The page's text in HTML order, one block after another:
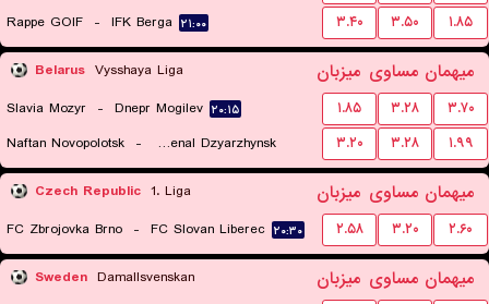
Rappe GOIF - IFK Berga ۲۱:۰۰ ۳.۴۰ ۳.۵۰ ۱.۸۵
Belarus Vysshaya Liga میزبان مساوی میهمان
Slavia Mozyr - Dnepr Mogilev ۲۰:۱۵ ۱.۸۵ ۳.۲۸
۳.۷۰
Naftan Novopolotsk - Arsenal Dzyarzhynsk
۱۸:۱۵
۳.۲۰ ۳.۲۸ ۱.۹۹
Czech Republic 1. Liga میزبان مساوی میهمان
FC Zbrojovka Brno - FC Slovan Liberec ۲۰:۳۰ ۲.۵۸ ۳.۲۰ ۲.۶۰
Sweden Damallsvenskan میزبان مساوی میهمان